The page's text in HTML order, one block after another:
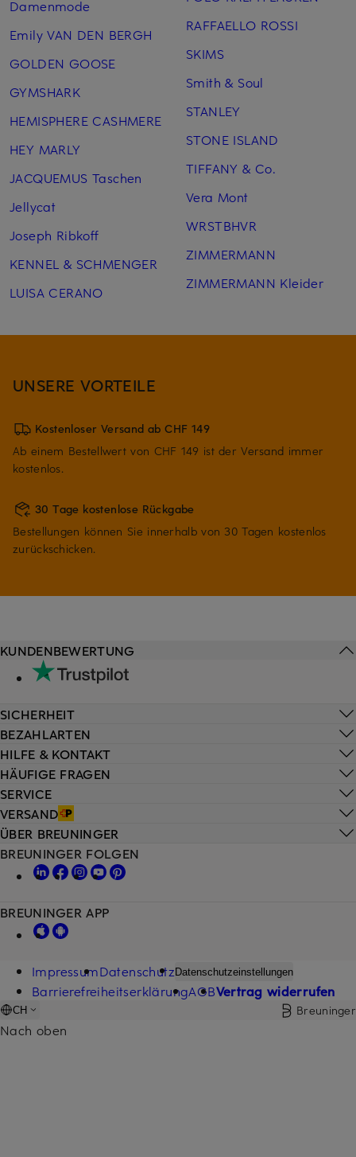
Damenmode
Emily VAN DEN BERGH
GOLDEN GOOSE
GYMSHARK
HEMISPHERE CASHMERE
HEY MARLY
JACQUEMUS Taschen
Jellycat
Joseph Ribkoff
KENNEL & SCHMENGER
LUISA CERANO
RAFFAELLO ROSSI
SKIMS
Smith & Soul
STANLEY
STONE ISLAND
TIFFANY & Co.
Vera Mont
WRSTBHVR
ZIMMERMANN
ZIMMERMANN Kleider
UNSERE VORTEILE
Kostenloser Versand ab CHF 149
Ab einem Bestellwert von CHF 149 ist der Versand immer
kostenlos.
30 Tage kostenlose Rückgabe
Bestellungen können Sie innerhalb von 30 Tagen kostenlos
zurückschicken.
HILFE & KONTAKT
HÄUFIGE FRAGEN
SERVICE
VERSAND
KUNDENBEWERTUNG
SICHERHEIT
BEZAHLARTEN
ÜBER BREUNINGER
BREUNINGER FOLGEN
BREUNINGER APP
ImpressumDatenschutzDatenschutzeinstellungen
BarrierefreiheitserklärungAGBVertrag widerrufen
CH Breuninger
Nach oben